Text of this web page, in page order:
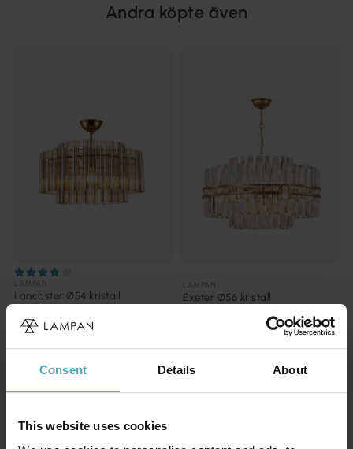
Consent Details About
This website uses cookies
Andra köpte även
Lancaster Ø54 kristall Exeter Ø56 kristall
KAMPANJ